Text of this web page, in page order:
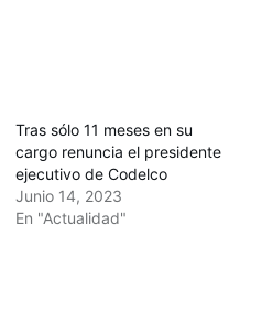
Tras sólo 11 meses en su
cargo renuncia el presidente
ejecutivo de Codelco
Junio 14, 2023
En "Actualidad"